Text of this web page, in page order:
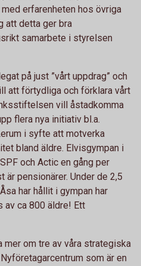
erfarenheten hos övriga
att detta ger bra
samarbete i styrelsen
på just ”vårt uppdrag” och
att förtydliga och förklara vårt
vill åstadkomma
flera nya initiativ bl.a.
i syfte att motverka
bland äldre. Elvisgympan i
och Actic en gång per
är pensionärer. Under de 2,5
har hållit i gympan har
av ca 800 äldre! Ett
om tre av våra strategiska
som är en